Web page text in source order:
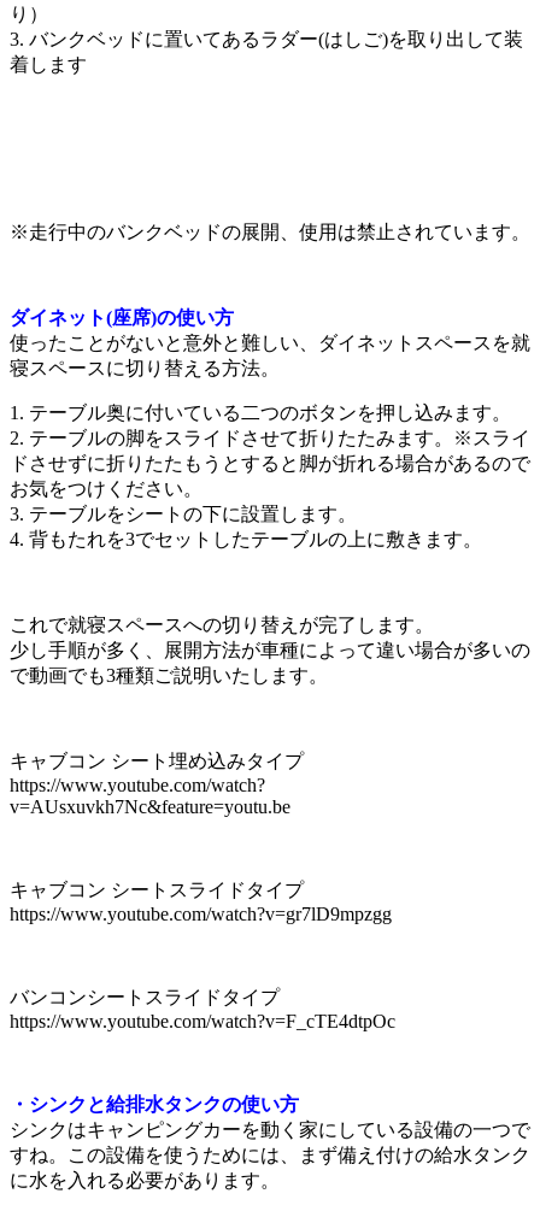
り）
3. バンクベッドに置いてあるラダー(はしご)を取り出して装
着します
※走行中のバンクベッドの展開、使用は禁止されています。
ダイネット(座席)の使い方
使ったことがないと意外と難しい、ダイネットスペースを就
寝スペースに切り替える方法。
1. テーブル奥に付いている二つのボタンを押し込みます。
2. テーブルの脚をスライドさせて折りたたみます。※スライ
ドさせずに折りたたもうとすると脚が折れる場合があるので
お気をつけください。
3. テーブルをシートの下に設置します。
4. 背もたれを3でセットしたテーブルの上に敷きます。
これで就寝スペースへの切り替えが完了します。
少し手順が多く、展開方法が車種によって違い場合が多いの
で動画でも3種類ご説明いたします。
キャブコン シート埋め込みタイプ
https://www.youtube.com/watch?
v=AUsxuvkh7Nc&feature=youtu.be
キャブコン シートスライドタイプ
https://www.youtube.com/watch?v=gr7lD9mpzgg
バンコンシートスライドタイプ
https://www.youtube.com/watch?v=F_cTE4dtpOc
・シンクと給排水タンクの使い方
シンクはキャンピングカーを動く家にしている設備の一つで
すね。この設備を使うためには、まず備え付けの給水タンク
に水を入れる必要があります。